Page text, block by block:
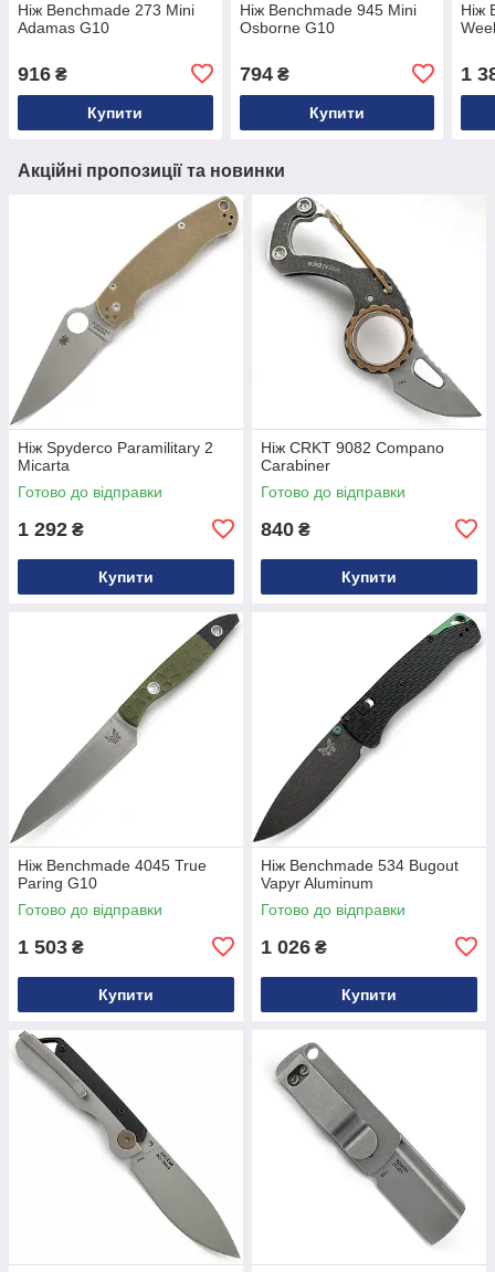
Ніж Benchmade 273 Mini
Adamas G10
916 ₴
Купити
Ніж Benchmade 945 Mini
Osborne G10
794₴
Купити
Ніж
1
Акційні пропозиції та новинки
Ніж Spyderco Paramilitary 2
Micarta
Готово до відправки
1 292 ₴
Купити
Ніж CRKT 9082 Compano
Carabiner
Готово до відправки
840 ₴
Купити
Ніж Benchmade 4045 True
Paring G10
Готово до відправки
1 503 ₴
Купити
Ніж Benchmade 534 Bugout
Vapyr Aluminum
Готово до відправки
1 026 ₴
Купити